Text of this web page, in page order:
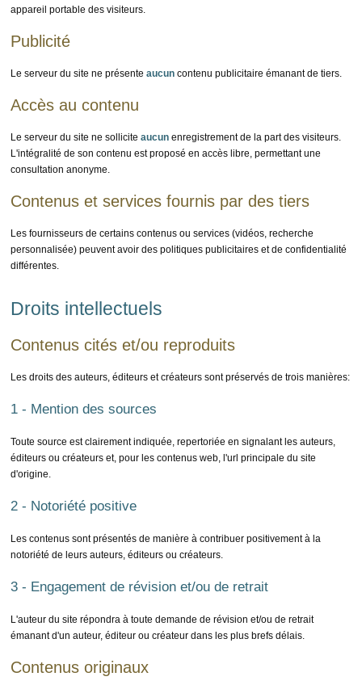
appareil portable des visiteurs.
Publicité
Le serveur du site ne présenteaucun contenu publicitaire émanant de tiers.
Accès au contenu
Le serveur du site ne solliciteaucun enregistrement de la part des visiteurs.
L'intégralité de son contenu est proposé en accès libre, permettant une
consultation anonyme.
Contenus et services fournis par des tiers
Les fournisseurs de certains contenus ou services (vidéos, recherche
personnalisée) peuvent avoir des politiques publicitaires et de confidentialité
différentes.
Droits intellectuels
Contenus cités et/ou reproduits
Les droits des auteurs, éditeurs et créateurs sont préservés de trois manières:
1 - Mention des sources
Toute source est clairement indiquée, repertoriée en signalant les auteurs,
éditeurs ou créateurs et, pour les contenus web, l'url principale du site
d'origine.
2 - Notoriété positive
Les contenus sont présentés de manière à contribuer positivement à la
notoriété de leurs auteurs, éditeurs ou créateurs.
3 - Engagement de révision et/ou de retrait
L'auteur du site répondra à toute demande de révision et/ou de retrait
émanant d'un auteur, éditeur ou créateur dans les plus brefs délais.
Contenus originaux